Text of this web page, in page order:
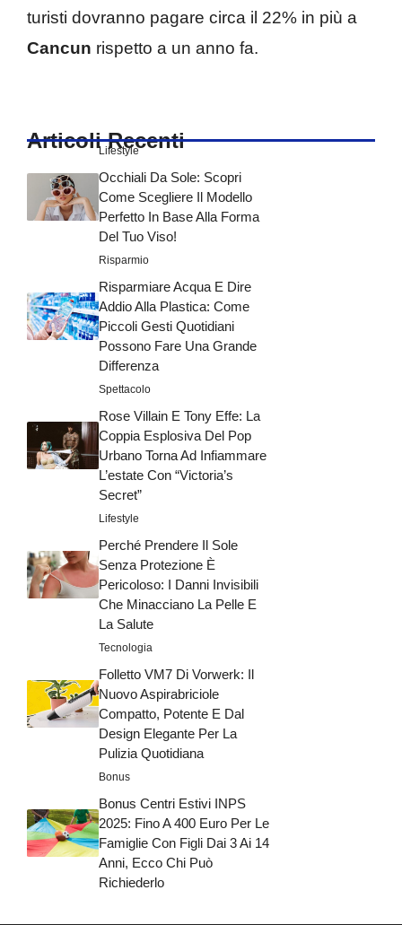
turisti dovranno pagare circa il 22% in più a
Cancun rispetto a un anno fa.
Articoli Recenti
Lifestyle
Occhiali Da Sole: Scopri
Come Scegliere Il Modello
Perfetto In Base Alla Forma
Del Tuo Viso!
Risparmio
Risparmiare Acqua E Dire
Addio Alla Plastica: Come
Piccoli Gesti Quotidiani
Possono Fare Una Grande
Differenza
Spettacolo
Rose Villain E Tony Effe: La
Coppia Esplosiva Del Pop
Urbano Torna Ad Infiammare
L’estate Con “Victoria’s
Secret”
Lifestyle
Perché Prendere Il Sole
Senza Protezione È
Pericoloso: I Danni Invisibili
Che Minacciano La Pelle E
La Salute
Tecnologia
Folletto VM7 Di Vorwerk: Il
Nuovo Aspirabriciole
Compatto, Potente E Dal
Design Elegante Per La
Pulizia Quotidiana
Bonus
Bonus Centri Estivi INPS
2025: Fino A 400 Euro Per Le
Famiglie Con Figli Dai 3 Ai 14
Anni, Ecco Chi Può
Richiederlo